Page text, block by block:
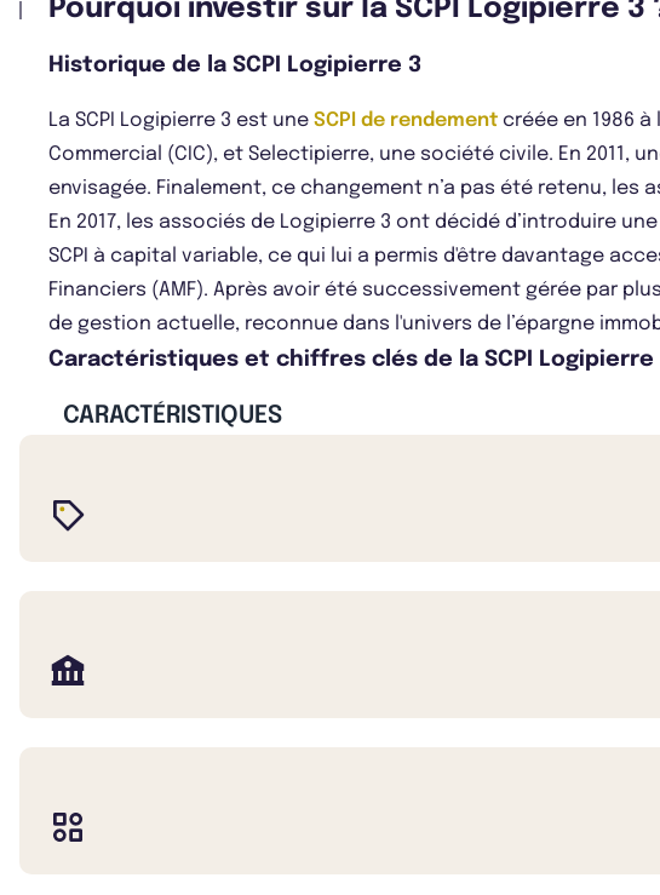
Pourquoi investir sur la SCPI Logipierre 3
Historique de la SCPI Logipierre 3
La SCPI Logipierre 3 est une SCPI de rendement créée en 1986
Commercial (CIC), et Selectipierre, une société civile. En 2011,
envisagée. Finalement, ce changement n’a pas été retenu,
En 2017, les associés de Logipierre 3 ont décidé d’introduire
SCPI à capital variable, ce qui lui a permis d'être davantage
Financiers (AMF). Après avoir été successivement gérée par
de gestion actuelle, reconnue dans l'univers de l’épargne
Caractéristiques et chiffres clés de la SCPI Logipierre
CARACTÉRISTIQUES